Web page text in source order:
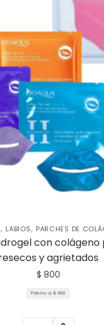
, LABIOS, PARCHES DE
LABIOS,SKIN CARE FACIAL
con colágeno
y agrietados
$ 800
Parche a: $ 800